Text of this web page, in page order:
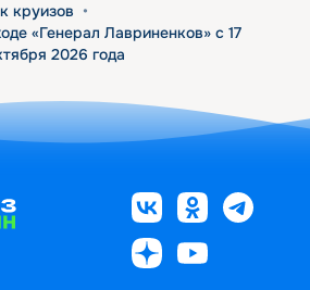
круизов •
«Генерал Лавриненков» с 17
2026 года